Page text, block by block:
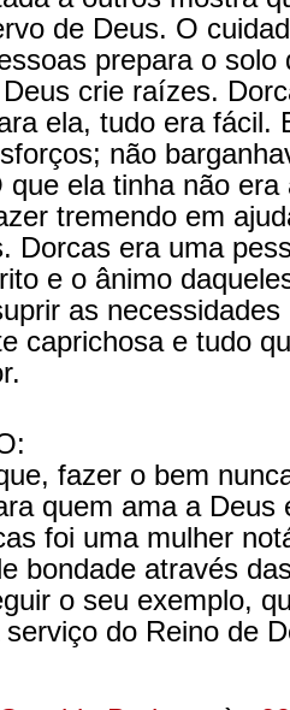
de Deus. O
prepara o
crie raízes.
ela, tudo era fácil.
não
que ela tinha não
tremendo em
Dorcas era uma
e o ânimo
as
caprichosa e tudo
fazer o bem
quem ama a Deus
foi uma mulher
bondade através
o seu exemplo,
do Reino de